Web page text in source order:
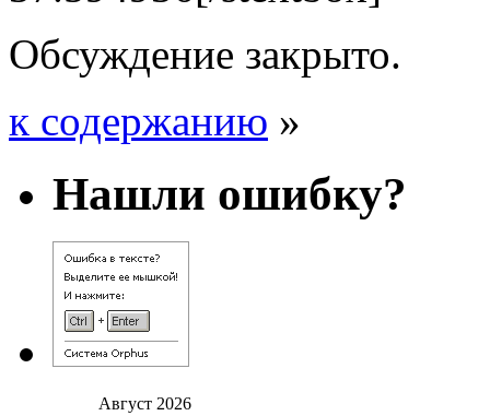
Обсуждение закрыто.
к содержанию »
Нашли ошибку?
Август 2026